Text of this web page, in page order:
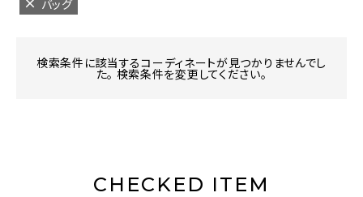
バッグ
検索条件に該当するコーディネートが見つかりませんでし
た。 検索条件を変更してください。
CHECKED ITEM